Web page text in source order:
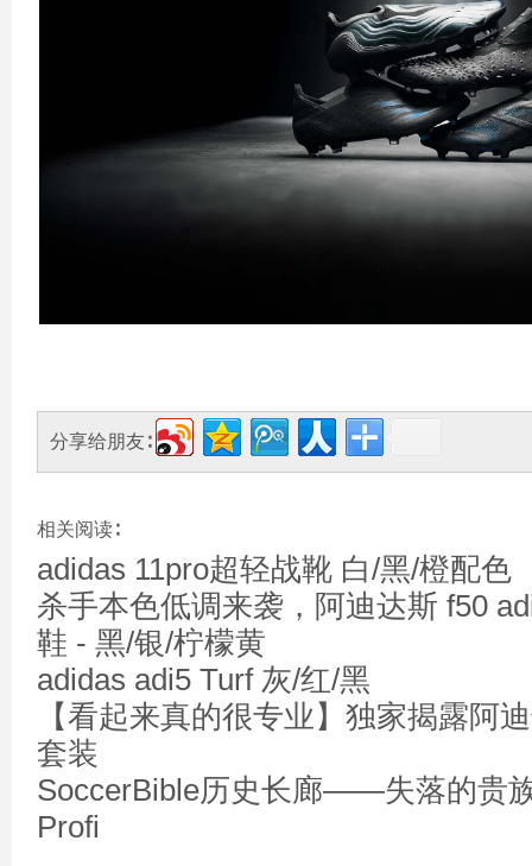
分享给朋友∶
相关阅读∶
adidas 11pro超轻战靴 白/黑/橙配色
杀手本色低调来袭，阿迪达斯 f50
鞋 - 黑/银/柠檬黄
adidas adi5 Turf 灰/红/黑
【看起来真的很专业】独家揭露阿
套装
SoccerBible历史长廊——失落的贵
Profi